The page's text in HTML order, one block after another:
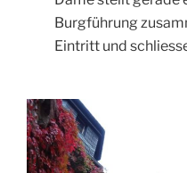
Burgführung
Eintritt und